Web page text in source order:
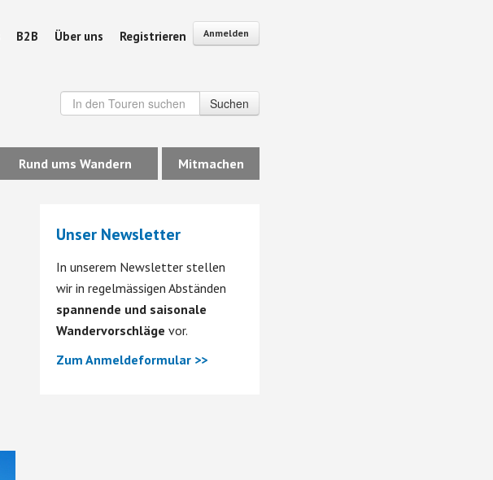
Anmelden
B2B Über uns Registrieren
Suchen
Rund ums Wandern Mitmachen
Unser Newsletter
In unserem Newsletter stellen
wir in regelmässigen Abständen
spannende und saisonale
Wandervorschläge vor.
Zum Anmeldeformular >>